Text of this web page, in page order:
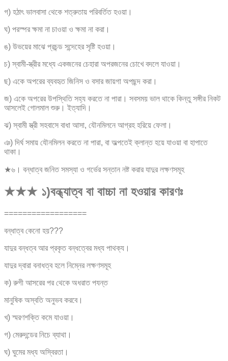
গ) হঠাৎ ভালবাসা থেকে শত্রুতায় পরিবর্তিত হওয়া।
ঘ) পরস্পর ক্ষমা না চাওয়া ও ক্ষমা না করা।
ঙ) উভয়ের মাঝে প্রচন্ড সন্দেহের সৃষ্টি হওয়া।
চ) স্বামী-স্ত্রীর মধ্যে একজনের চেহারা অপরজনের চোখে বদলে যাওয়া।
ছ) একে অপরের ব্যবহৃত জিনিস ও বসার জায়গা অপছন্দ করা।
জ) একে অপরের উপস্থিতি সহ্য করতে না পারা। সবসময় ভাল থাকে কিন্তু সঙ্গীর নিকট
আসলেই গোলমাল শুরু। ইত্যাদি।
ঝ) স্বামী স্ত্রী সহবাসে বাধা আসা, যৌনমিলনে আগ্রহ হরিয়ে ফেলা।
ঞ) দির্ঘ সমায় যৌনমিলন করতে না পারা, বা অল্পতেই ক্লান্ত হয়ে যাওয়া বা হাপাতে
থাকা।
★৬। বন্ধাত্ব জনিত সমস্যা ও গর্ভের সন্তান নষ্ট করার যাদুর লক্ষণসমূহ
★★★ ১)বন্ধ্যাত্ব বা বাচ্চা না হওয়ার কারণঃ
==================
বন্ধাত্ব কেনো হয়???
যাদুর বন্ধত্ব আর প্রকৃত বন্ধত্বের মধ্য পাথক্য।
যাদুর দ্বারা বনাধত্ব হলে নিম্নের লক্ষণসমূহ
ক) রুগী আসরের পর থেকে অধরাত পযন্ত
মানুষিক অস্বতি অনুভব করবে।
খ) স্মরণশক্তি কমে যাওয়া।
গ) মেরুদন্ডের নিচে ব্যাথা।
ঘ) ঘুমের মধ্য অস্বিরতা।